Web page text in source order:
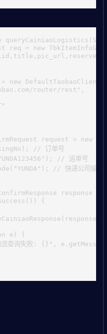
req = new
new DefaultTaobaoClient(
router/rest",
request = new
// 订单号
// 运单号
// 快递公司编码
response =
{
e) {
查询失败: {}",